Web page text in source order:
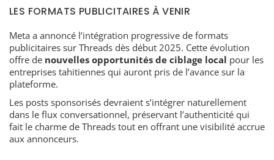
LES FORMATS PUBLICITAIRES À VENIR
Meta a annoncé l’intégration progressive de formats
publicitaires sur Threads dès début 2025. Cette évolution
offre de nouvelles opportunités de ciblage local pour les
entreprises tahitiennes qui auront pris de l’avance sur la
plateforme.
Les posts sponsorisés devraient s’intégrer naturellement
dans le flux conversationnel, préservant l’authenticité qui
fait le charme de Threads tout en offrant une visibilité accrue
aux annonceurs.